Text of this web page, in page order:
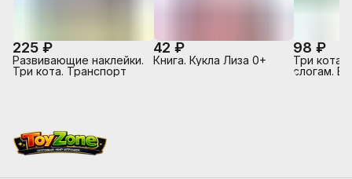
225 ₽
Развивающие наклейки.
Три кота. Транспорт
42 ₽
Книга. Кукла Лиза 0+
98 ₽
Три кота.
слогам. В